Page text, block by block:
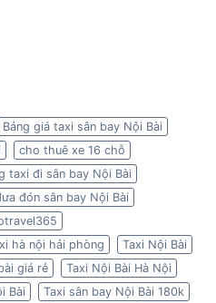
Bảng giá taxi sân bay Nội Bài
cho thuê xe 16 chỗ
taxi đi sân bay Nội Bài
đón sân bay Nội Bài
hà nội hải phòng
Taxi Nội Bài
giá rẻ
Taxi Nội Bài Hà Nội
Bài
Taxi sân bay Nội Bài 180k